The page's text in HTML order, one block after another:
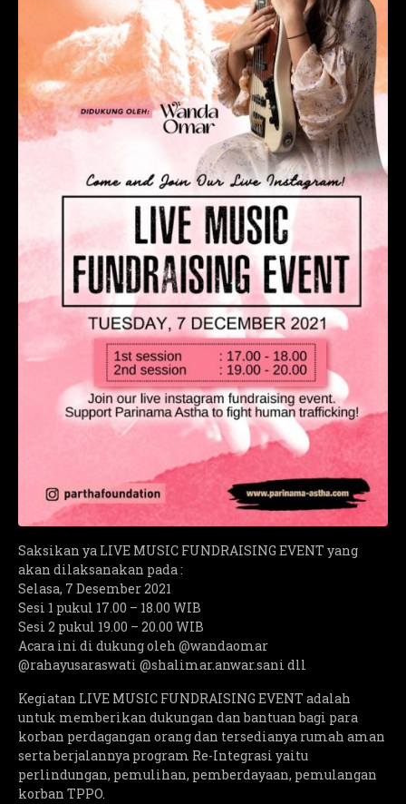
Saksikan ya LIVE MUSIC FUNDRAISING EVENT yang
akan dilaksanakan pada :
Selasa, 7 Desember 2021
Sesi 1 pukul 17.00 – 18.00 WIB
Sesi 2 pukul 19.00 – 20.00 WIB
Acara ini di dukung oleh @wandaomar
@rahayusaraswati @shalimar.anwar.sani dll
Kegiatan LIVE MUSIC FUNDRAISING EVENT adalah
untuk memberikan dukungan dan bantuan bagi para
korban perdagangan orang dan tersedianya rumah aman
serta berjalannya program Re-Integrasi yaitu
perlindungan, pemulihan, pemberdayaan, pemulangan
korban TPPO.